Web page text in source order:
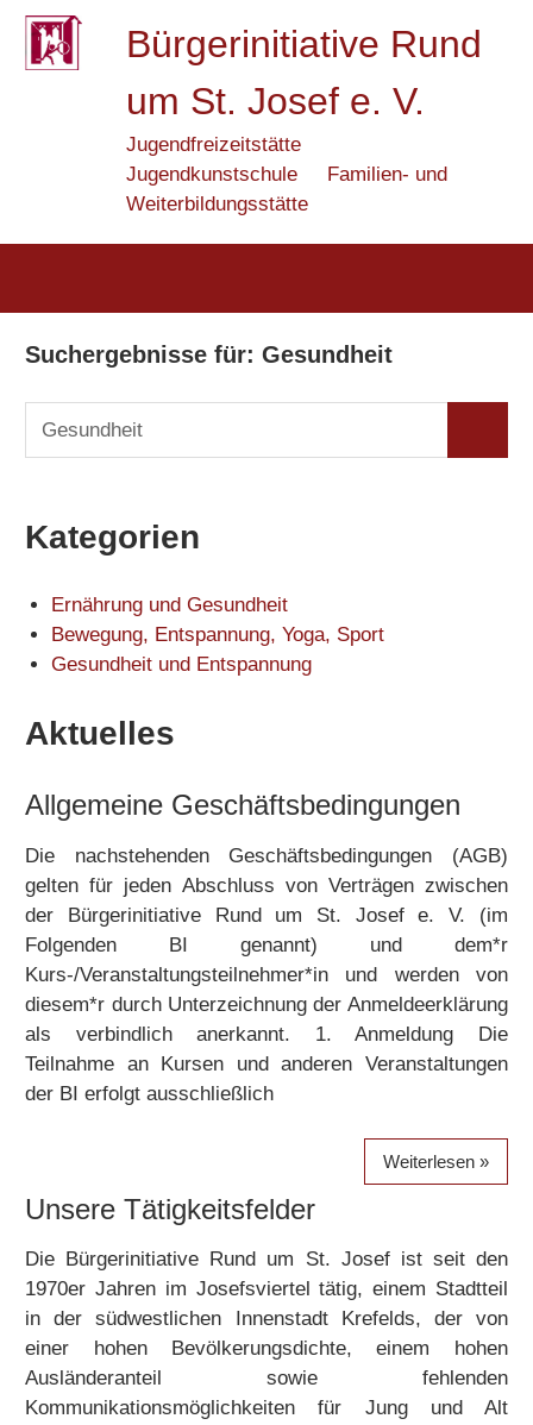
Zum
Inhalt
springen
Bürgerinitiative Rund
um St. Josef e. V.
Jugendfreizeitstätte
Jugendkunstschule
Familien- und
Weiterbildungsstätte
Suchergebnisse für:Gesundheit
Kategorien
Ernährung und Gesundheit
Bewegung, Entspannung, Yoga, Sport
Gesundheit und Entspannung
Aktuelles
Allgemeine Geschäftsbedingungen
Die nachstehenden Geschäftsbedingungen (AGB)
gelten für jeden Abschluss von Verträgen zwischen
der Bürgerinitiative Rund um St. Josef e. V. (im
Folgenden BI genannt) und dem*r
Kurs-/Veranstaltungsteilnehmer*in und werden von
diesem*r durch Unterzeichnung der Anmeldeerklärung
als verbindlich anerkannt. 1. Anmeldung Die
Teilnahme an Kursen und anderen Veranstaltungen
der BI erfolgt ausschließlich
Weiterlesen
Unsere Tätigkeitsfelder
Die Bürgerinitiative Rund um St. Josef ist seit den
1970er Jahren im Josefsviertel tätig, einem Stadtteil
in der südwestlichen Innenstadt Krefelds, der von
einer hohen Bevölkerungsdichte, einem hohen
Ausländeranteil sowie fehlenden
Kommunikationsmöglichkeiten für Jung und Alt